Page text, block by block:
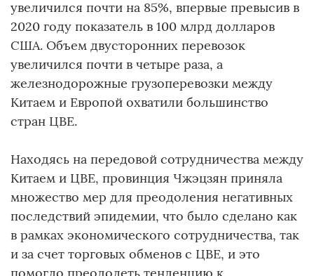
увеличился почти на 85%, впервые превысив в
2020 году показатель в 100 млрд долларов
США. Объем двусторонних перевозок
увеличился почти в четыре раза, а
железнодорожные грузоперевозки между
Китаем и Европой охватили большинство
стран ЦВЕ.
Находясь на передовой сотрудничества между
Китаем и ЦВЕ, провинция Чжэцзян приняла
множество мер для преодоления негативных
последствий эпидемии, что было сделано как
в рамках экономического сотрудничества, так
и за счет торговых обменов с ЦВЕ, и это